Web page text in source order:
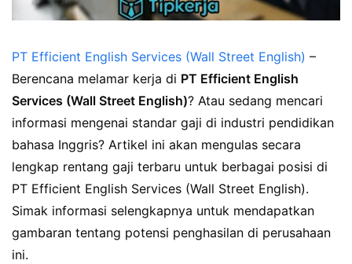
PT Efficient English Services (Wall Street English) –
Berencana melamar kerja di PT Efficient English
Services (Wall Street English)? Atau sedang mencari
informasi mengenai standar gaji di industri pendidikan
bahasa Inggris? Artikel ini akan mengulas secara
lengkap rentang gaji terbaru untuk berbagai posisi di
PT Efficient English Services (Wall Street English).
Simak informasi selengkapnya untuk mendapatkan
gambaran tentang potensi penghasilan di perusahaan
ini.